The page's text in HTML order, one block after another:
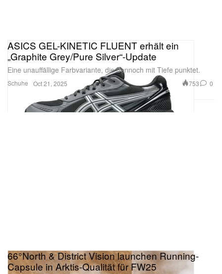
Schuhe
ASICS GEL-KINETIC FLUENT erhält ein
„Graphite Grey/Pure Silver“-Update
Eine unauffällige Farbvariante, die dennoch mit Tiefe punktet.
Oct 21, 2025 753 0
66°North & District Vision launchen Running-
Capsule in Arktis-Qualität für FW25